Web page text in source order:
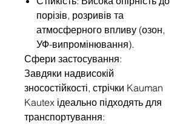
порізів, розривів та
атмосферного впливу (озон,
УФ-випромінювання).
Сфери застосування:
Завдяки надвисокій
зносостійкості, стрічки Kauman
Kautex ідеально підходять для
транспортування: